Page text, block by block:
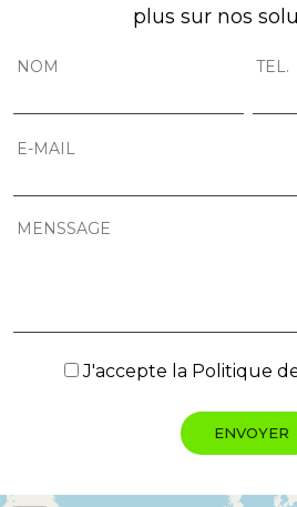
plus sur nos
J'accepte la Politique